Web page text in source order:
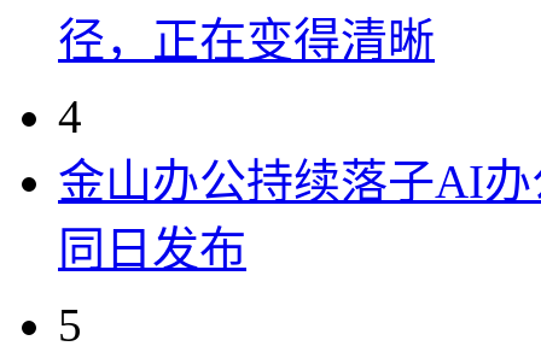
径，正在变得清晰
4
金山办公持续落子AI办
同日发布
5